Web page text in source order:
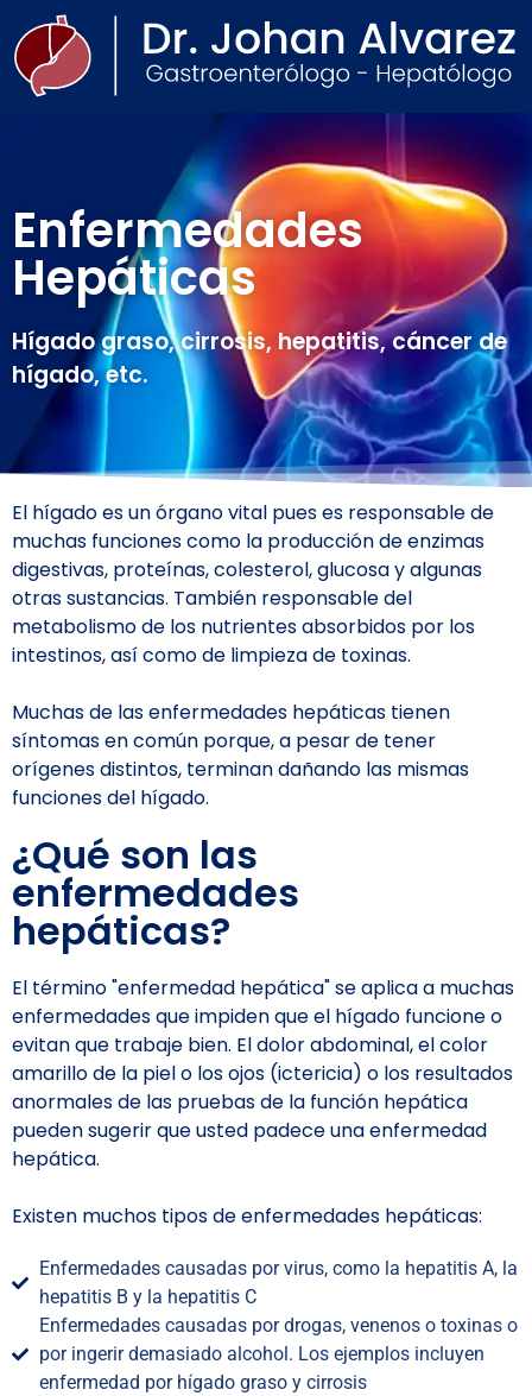
Enfermedades
Hepáticas
Hígado graso, cirrosis, hepatitis, cáncer de
hígado, etc.
El hígado es un órgano vital pues es responsable de
muchas funciones como la producción de enzimas
digestivas, proteínas, colesterol, glucosa y algunas
otras sustancias. También responsable del
metabolismo de los nutrientes absorbidos por los
intestinos, así como de limpieza de toxinas.
Muchas de las enfermedades hepáticas tienen
síntomas en común porque, a pesar de tener
orígenes distintos, terminan dañando las mismas
funciones del hígado.
¿Qué son las
enfermedades
hepáticas?
El término "enfermedad hepática" se aplica a muchas
enfermedades que impiden que el hígado funcione o
evitan que trabaje bien. El dolor abdominal, el color
amarillo de la piel o los ojos (ictericia) o los resultados
anormales de las pruebas de la función hepática
pueden sugerir que usted padece una enfermedad
hepática.
Existen muchos tipos de enfermedades hepáticas:
Enfermedades causadas por virus, como la hepatitis A, la
hepatitis B y la hepatitis C
Enfermedades causadas por drogas, venenos o toxinas o
por ingerir demasiado alcohol. Los ejemplos incluyen
enfermedad por hígado graso y cirrosis